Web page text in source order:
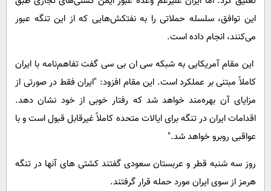
این توافق، سلسله حملاتی را به نفتکش‌هایی که از این تنگه عبور
می‌کنند، انجام داده است.
این مقام آمریکایی به شبکه سی ان بی سی گفت تفاهم‌نامه با ایران
کاملاً مبتنی بر عملکرد است. این مقام افزود: "ایران فقط در صورتی از
مزایای آن بهره‌مند خواهد شد که رفتار خوبی از خود نشان دهد.
اقدامات ایران در تنگه برای ایالات متحده کاملاً غیرقابل قبول است و با
عواقبی روبرو خواهد شد."
روز سه شنبه قطر و عربستان سعودی گفتند کشتی های آنها در تنگه
هرمز از سوی ایران مورد حمله قرار گرفتند.